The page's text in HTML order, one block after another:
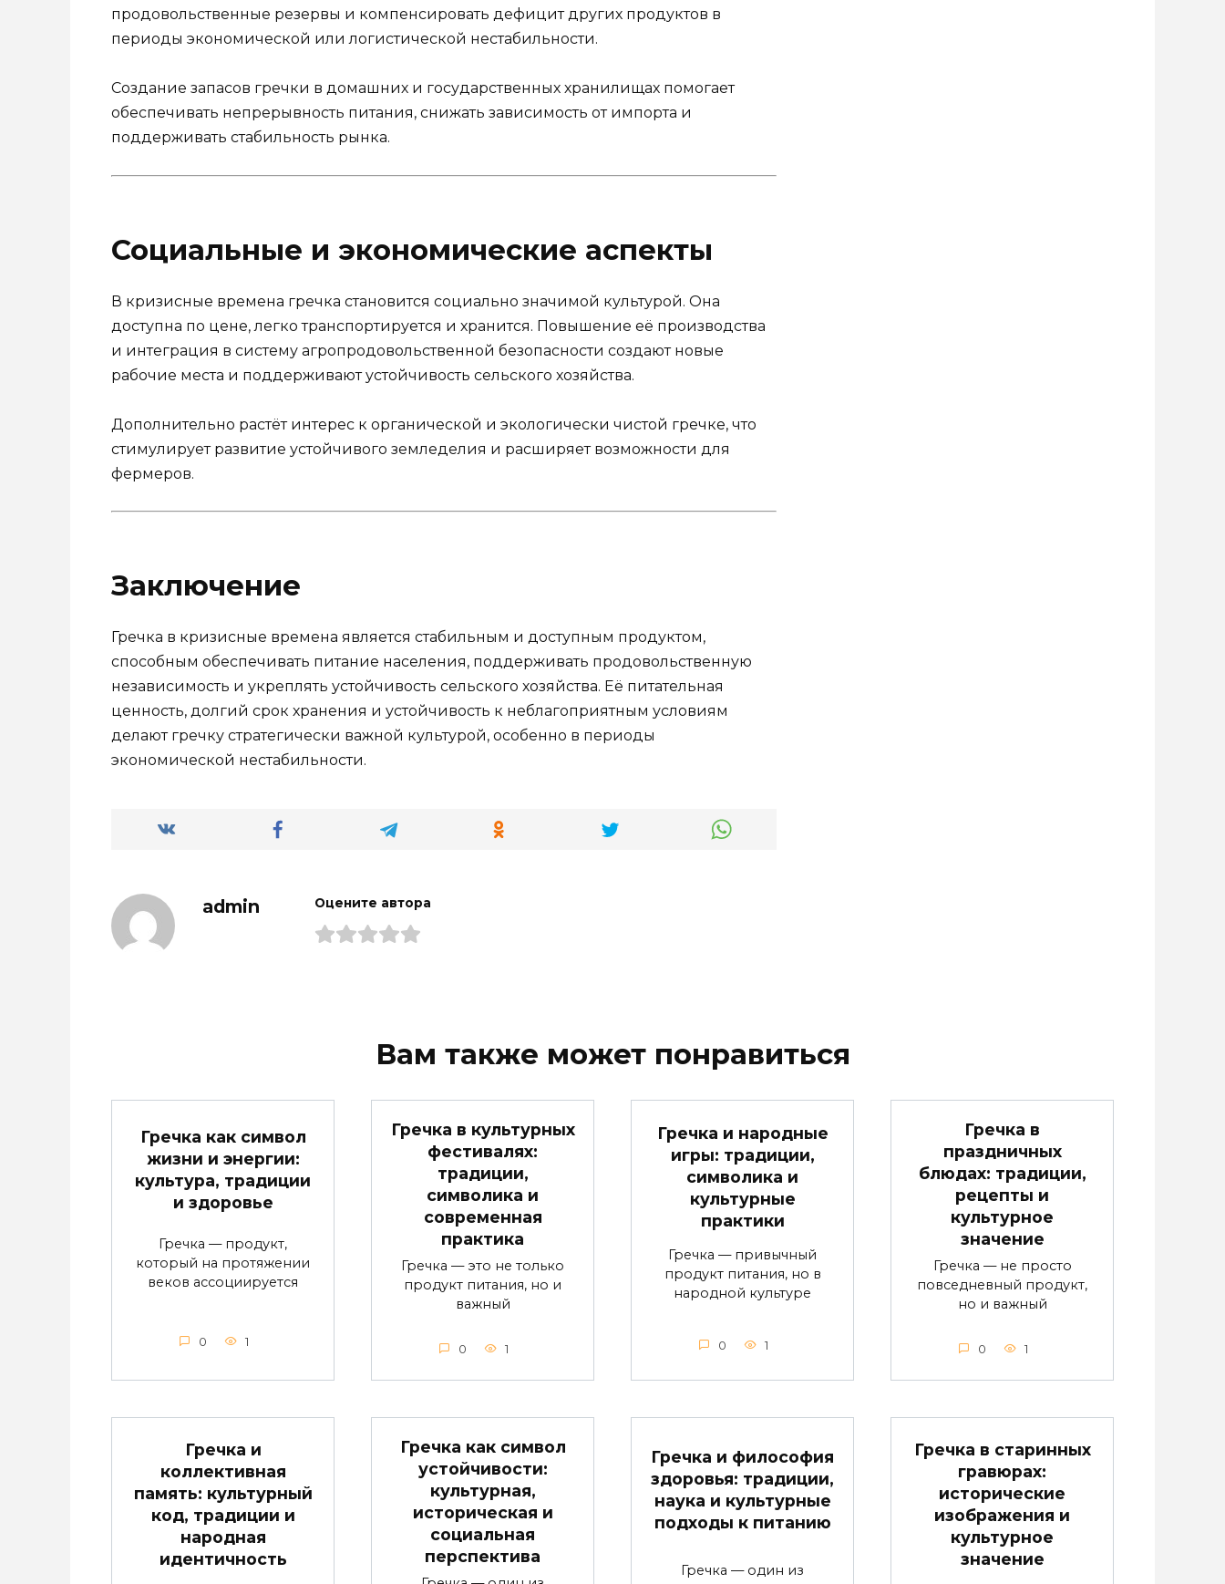
продовольственные резервы и компенсировать дефицит других продуктов в
периоды экономической или логистической нестабильности.
Создание запасов гречки в домашних и государственных хранилищах помогает
обеспечивать непрерывность питания, снижать зависимость от импорта и
поддерживать стабильность рынка.
Социальные и экономические аспекты
В кризисные времена гречка становится социально значимой культурой. Она
доступна по цене, легко транспортируется и хранится. Повышение её производства
и интеграция в систему агропродовольственной безопасности создают новые
рабочие места и поддерживают устойчивость сельского хозяйства.
Дополнительно растёт интерес к органической и экологически чистой гречке, что
стимулирует развитие устойчивого земледелия и расширяет возможности для
фермеров.
Заключение
Гречка в кризисные времена является стабильным и доступным продуктом,
способным обеспечивать питание населения, поддерживать продовольственную
независимость и укреплять устойчивость сельского хозяйства. Её питательная
ценность, долгий срок хранения и устойчивость к неблагоприятным условиям
делают гречку стратегически важной культурой, особенно в периоды
экономической нестабильности.
admin Оцените автора
Вам также может понравиться
Гречка как символ
жизни и энергии:
культура, традиции
и здоровье
Гречка — продукт,
который на протяжении
веков ассоциируется
0 1
Гречка в культурных
фестивалях:
традиции,
символика и
современная
практика
Гречка — это не только
продукт питания, но и
важный
0 1
Гречка и народные
игры: традиции,
символика и
культурные
практики
Гречка — привычный
продукт питания, но в
народной культуре
0 1
Гречка в
праздничных
блюдах: традиции,
рецепты и
культурное
значение
Гречка — не просто
повседневный продукт,
но и важный
0 1
Гречка и
коллективная
память: культурный
код, традиции и
народная
идентичность
Гречка как символ
устойчивости:
культурная,
историческая и
социальная
перспектива
Гречка и философия
здоровья: традиции,
наука и культурные
подходы к питанию
Гречка — один из
Гречка в старинных
гравюрах:
исторические
изображения и
культурное
значение